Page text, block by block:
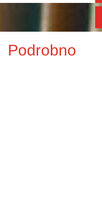
Podrobno